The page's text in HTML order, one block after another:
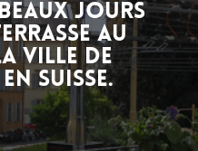
jours
au
ville de
Suisse.